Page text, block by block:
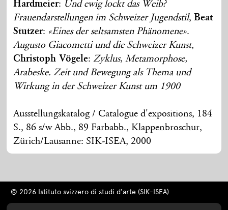
Hardmeier: Und ewig lockt das Weib?
Frauendarstellungen im Schweizer Jugendstil,Beat
Stutzer: «Eines der seltsamsten Phänomene».
Augusto Giacometti und die Schweizer Kunst,
Christoph Vögele:Zyklus, Metamorphose,
Arabeske. Zeit und Bewegung als Thema und
Wirkung in der Schweizer Kunst um 1900
Ausstellungskatalog / Catalogue d'expositions, 184
S., 86 s/w Abb., 89 Farbabb., Klappenbroschur,
Zürich/Lausanne: SIK-ISEA, 2000
© 2026 Istituto svizzero di studi d'arte (SIK-ISEA)